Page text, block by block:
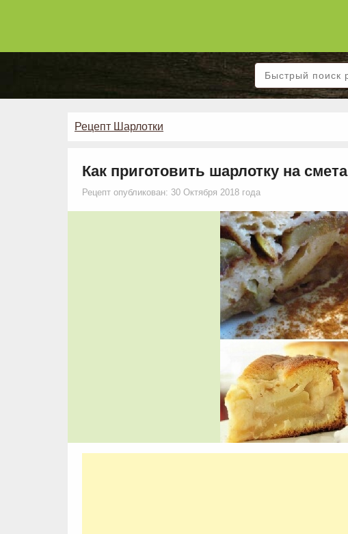
Рецепт Шарлотки
Как приготовить шарлотку на
Рецепт опубликован: 30 Октября 2018 года